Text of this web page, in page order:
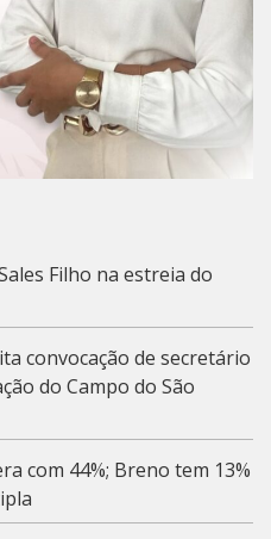
Filho na estreia do
convocação de secretário
do Campo do São
com 44%; Breno tem 13%